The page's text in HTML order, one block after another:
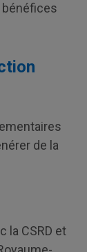
de la
la CSRD et